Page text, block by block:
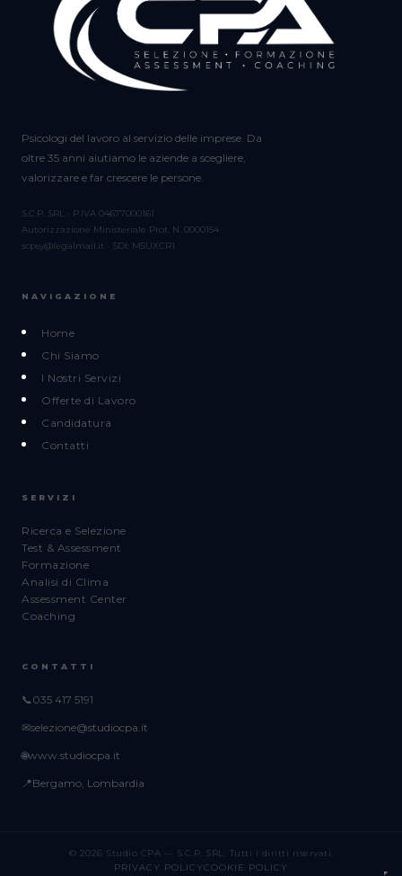
Psicologi del lavoro al servizio delle imprese. Da
oltre 35 anni aiutiamo le aziende a scegliere,
valorizzare e far crescere le persone.
S.C.P. SRL · P.IVA 04677000161
Autorizzazione Ministeriale Prot. N. 0000154
scpsy@legalmail.it · SDI: M5UXCR1
NAVIGAZIONE
Home
Chi Siamo
I Nostri Servizi
Offerte di Lavoro
Candidatura
Contatti
SERVIZI
Ricerca e Selezione
Test & Assessment
Formazione
Analisi di Clima
Assessment Center
Coaching
CONTATTI
📞 035 417 5191
✉selezione@studiocpa.it
🌐www.studiocpa.it
📍Bergamo, Lombardia
© 2026 Studio CPA — S.C.P. SRL. Tutti i diritti riservati.
PRIVACY POLICYCOOKIE POLICY